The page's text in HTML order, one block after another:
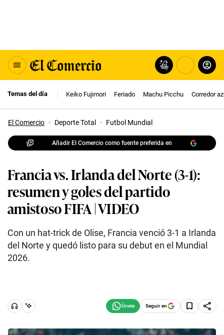
Temas del día Keiko Fujimori Feriado Machu Picchu Corredor
El Comercio · Deporte Total · Futbol Mundial
Añadir El Comercio como fuente preferida en
Francia vs. Irlanda del Norte (3-1):
resumen y goles del partido
amistoso FIFA | VIDEO
Con un hat-trick de Olise, Francia venció 3-1 a Irlanda
del Norte y quedó listo para su debut en el Mundial
2026.
Seguir en